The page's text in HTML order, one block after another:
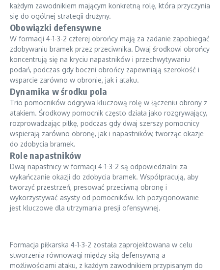
każdym zawodnikiem mającym konkretną rolę, która przyczynia
się do ogólnej strategii drużyny.
Obowiązki defensywne
W formacji 4-1-3-2 czterej obrońcy mają za zadanie zapobiegać
zdobywaniu bramek przez przeciwnika. Dwaj środkowi obrońcy
koncentrują się na kryciu napastników i przechwytywaniu
podań, podczas gdy boczni obrońcy zapewniają szerokość i
wsparcie zarówno w obronie, jak i ataku.
Dynamika w środku pola
Trio pomocników odgrywa kluczową rolę w łączeniu obrony z
atakiem. Środkowy pomocnik często działa jako rozgrywający,
rozprowadzając piłkę, podczas gdy dwaj szerszy pomocnicy
wspierają zarówno obronę, jak i napastników, tworząc okazje
do zdobycia bramek.
Role napastników
Dwaj napastnicy w formacji 4-1-3-2 są odpowiedzialni za
wykańczanie okazji do zdobycia bramek. Współpracują, aby
tworzyć przestrzeń, presować przeciwną obronę i
wykorzystywać asysty od pomocników. Ich pozycjonowanie
jest kluczowe dla utrzymania presji ofensywnej.
Formacja piłkarska 4-1-3-2 została zaprojektowana w celu
stworzenia równowagi między siłą defensywną a
możliwościami ataku, z każdym zawodnikiem przypisanym do